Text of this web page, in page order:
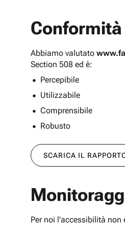
Abbiamo valutato
Section 508 ed è:
Percepibile
Utilizzabile
Comprensibile
Robusto
SCARICA IL
Per noi l'accessibilità